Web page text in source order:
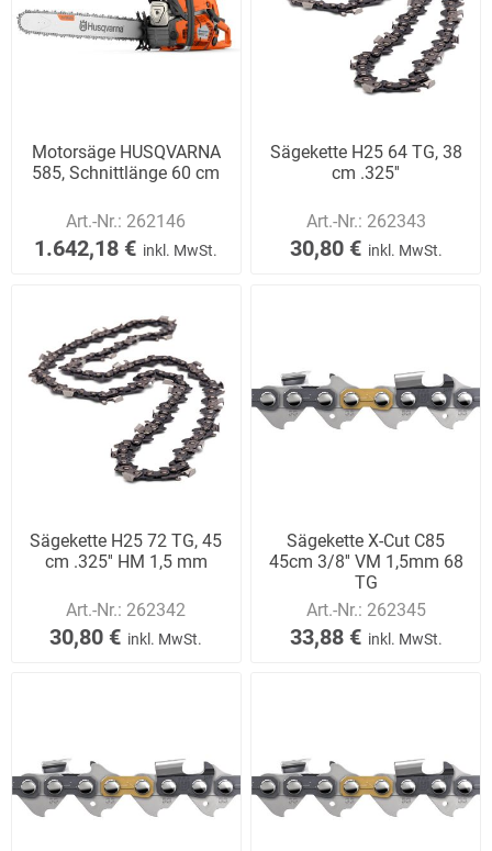
Motorsäge HUSQVARNA
585, Schnittlänge 60 cm
Art.-Nr.: 262146
1.642,18 € inkl. MwSt.
Sägekette H25 64 TG, 38
cm .325''
Art.-Nr.: 262343
30,80 € inkl. MwSt.
Sägekette H25 72 TG, 45
cm .325'' HM 1,5 mm
Art.-Nr.: 262342
30,80 € inkl. MwSt.
Sägekette X-Cut C85
45cm 3/8'' VM 1,5mm 68
TG
Art.-Nr.: 262345
33,88 € inkl. MwSt.